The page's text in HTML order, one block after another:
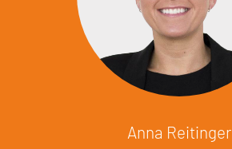
Anna Reitinger